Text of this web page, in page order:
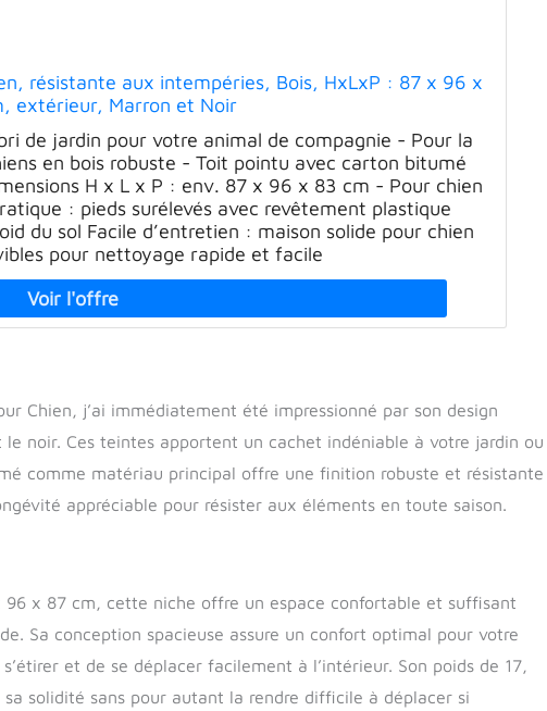
résistante aux intempéries, Bois, HxLxP : 87 x 96 x
extérieur, Marron et Noir
de jardin pour votre animal de compagnie - Pour la
en bois robuste - Toit pointu avec carton bitumé
H x L x P : env. 87 x 96 x 83 cm - Pour chien
: pieds surélevés avec revêtement plastique
du sol Facile d’entretien : maison solide pour chien
pour nettoyage rapide et facile
Chien, j’ai immédiatement été impressionné par son design
noir. Ces teintes apportent un cachet indéniable à votre jardin ou
comme matériau principal offre une finition robuste et résistante
appréciable pour résister aux éléments en toute saison.
96 x 87 cm, cette niche offre un espace confortable et suffisant
Sa conception spacieuse assure un confort optimal pour votre
et de se déplacer facilement à l’intérieur. Son poids de 17,
solidité sans pour autant la rendre difficile à déplacer si